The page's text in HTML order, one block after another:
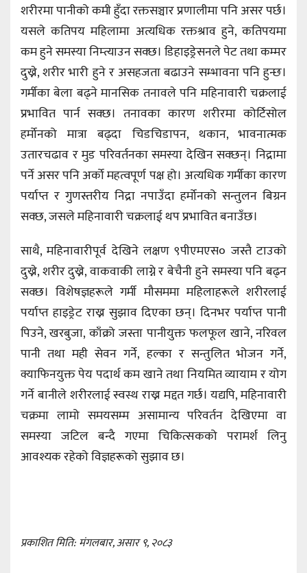
शरीरमा पानीको कमी हुँदा रक्तसञ्चार प्रणालीमा पनि असर पर्छ।
यसले कतिपय महिलामा अत्यधिक रक्तश्राव हुने, कतिपयमा
कम हुने समस्या निम्त्याउन सक्छ। डिहाइड्रेसनले पेट तथा कम्मर
दुख्ने, शरीर भारी हुने र असहजता बढाउने सम्भावना पनि हुन्छ।
गर्मीका बेला बढ्ने मानसिक तनावले पनि महिनावारी चक्रलाई
प्रभावित पार्न सक्छ। तनावका कारण शरीरमा कोर्टिसोल
हर्मोनको मात्रा बढ्दा चिडचिडापन, थकान, भावनात्मक
उतारचढाव र मुड परिवर्तनका समस्या देखिन सक्छन्। निद्रामा
पर्ने असर पनि अर्को महत्वपूर्ण पक्ष हो। अत्यधिक गर्मीका कारण
पर्याप्त र गुणस्तरीय निद्रा नपाउँदा हर्मोनको सन्तुलन बिग्रन
सक्छ, जसले महिनावारी चक्रलाई थप प्रभावित बनाउँछ।
साथै, महिनावारीपूर्व देखिने लक्षण ९पीएमएस० जस्तै टाउको
दुख्ने, शरीर दुख्ने, वाकवाकी लाग्ने र बेचैनी हुने समस्या पनि बढ्न
सक्छ। विशेषज्ञहरूले गर्मी मौसममा महिलाहरूले शरीरलाई
पर्याप्त हाइड्रेट राख्न सुझाव दिएका छन्। दिनभर पर्याप्त पानी
पिउने, खरबुजा, काँक्रो जस्ता पानीयुक्त फलफूल खाने, नरिवल
पानी तथा मही सेवन गर्ने, हल्का र सन्तुलित भोजन गर्ने,
क्याफिनयुक्त पेय पदार्थ कम खाने तथा नियमित व्यायाम र योग
गर्ने बानीले शरीरलाई स्वस्थ राख्न मद्दत गर्छ। यद्यपि, महिनावारी
चक्रमा लामो समयसम्म असामान्य परिवर्तन देखिएमा वा
समस्या जटिल बन्दै गएमा चिकित्सकको परामर्श लिनु
आवश्यक रहेको विज्ञहरूको सुझाव छ।
प्रकाशित मिति: मंगलबार, असार ९, २०८३